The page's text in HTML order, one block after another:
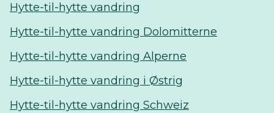
Hytte-til-hytte vandring
Hytte-til-hytte vandring Dolomitterne
Hytte-til-hytte vandring Alperne
Hytte-til-hytte vandring i Østrig
Hytte-til-hytte vandring Schweiz